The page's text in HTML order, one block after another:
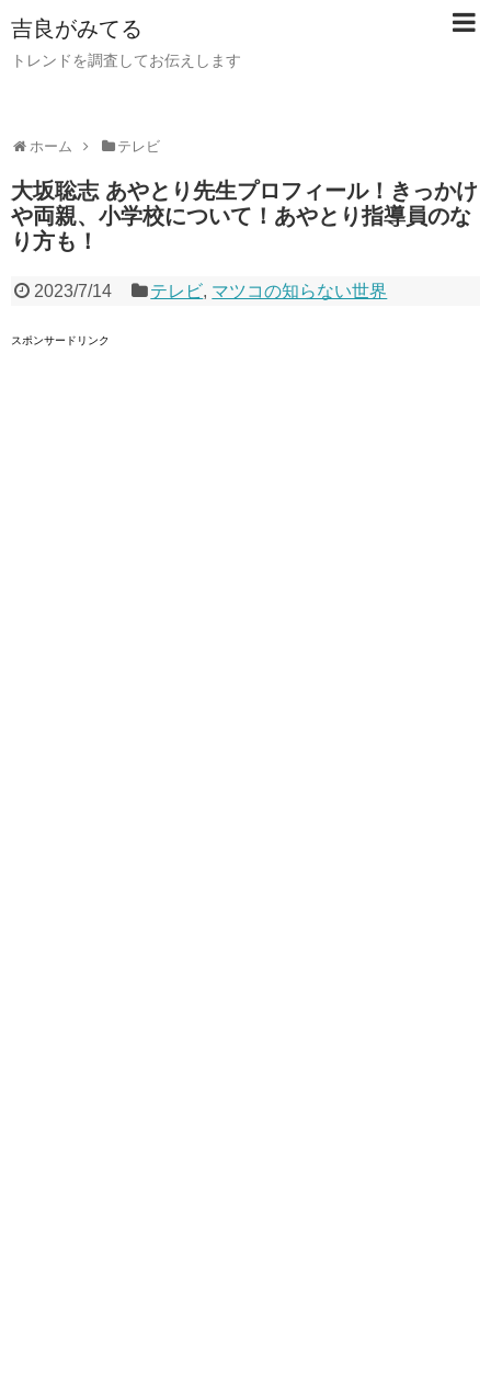
吉良がみてる
トレンドを調査してお伝えします
ホーム テレビ
大坂聡志 あやとり先生プロフィール！きっかけ
や両親、小学校について！あやとり指導員のな
り方も！
2023/7/14 テレビ, マツコの知らない世界
スポンサードリンク